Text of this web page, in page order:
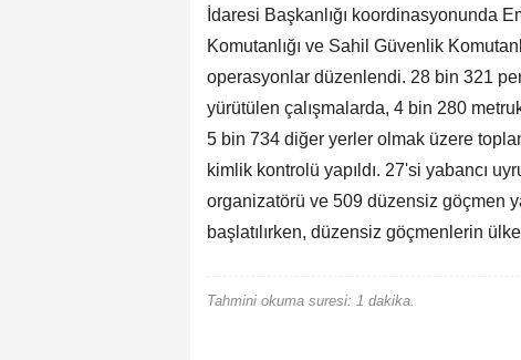
İdaresi Başkanlığı koordinasyonunda
Komutanlığı ve Sahil Güvenlik
operasyonlar düzenlendi. 28 bin 321
yürütülen çalışmalarda, 4 bin 280
5 bin 734 diğer yerler olmak üzere
kimlik kontrolü yapıldı. 27'si yabancı
organizatörü ve 509 düzensiz göçmen
başlatılırken, düzensiz göçmenlerin
Tahmini okuma suresi: 1 dakika.